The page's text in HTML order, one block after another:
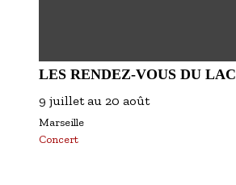
LES RENDEZ-VOUS DU LAC
9 juillet au 20 août
Marseille
Concert